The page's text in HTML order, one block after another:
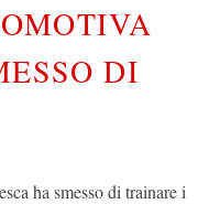
DI
ha smesso di trainare i